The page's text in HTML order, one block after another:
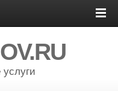
услуги